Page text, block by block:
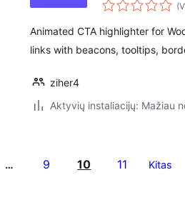
Animated CTA highlighter for
links with beacons, tooltips,
ziher4
Aktyvių instaliacijų: Mažiau
… 9 10 11 Kitas